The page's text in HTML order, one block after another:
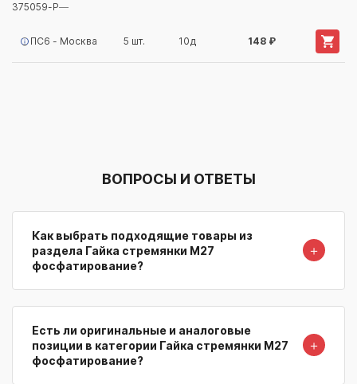
Артикул/Бренд
375059-Р—
ПС6 - Москва 5 шт. 10д 148 ₽
ВОПРОСЫ И ОТВЕТЫ
Как выбрать подходящие товары из
раздела Гайка стремянки М27
фосфатирование?
＋
Есть ли оригинальные и аналоговые
позиции в категории Гайка стремянки М27
фосфатирование?
＋